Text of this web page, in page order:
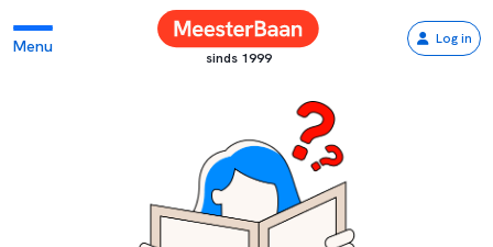
Menu
sinds 1999
Log in